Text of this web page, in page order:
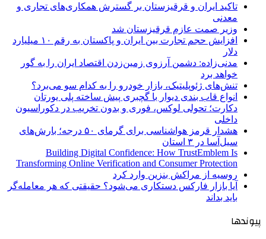
تاکید ایران و قرقیزستان بر گسترش همکاری‌های تجاری و
معدنی
وزیر صمت عازم قرقیزستان شد
افزایش حجم تجارت بین ایران و پاکستان به رقم ۱۰ میلیارد
دلار
مدنی‌زاده: دشمن آرزوی زمین‌زدن اقتصاد ایران را به گور
خواهد برد
تنش‌های ژئوپلیتیک، بازار خودرو را به کدام سو می‌برد؟
انواع قاب بندی دیوار با گچبری پیش ساخته پلی یورتان
دکارت؛ تحولی لوکس، فوری و بدون تخریب در دکوراسیون
داخلی
هشدار قرمز هواشناسی برای گرمای ۵۰ درجه؛ بارش‌های
سیل‌آسا در ۳ استان
Building Digital Confidence: How TrustEmblem Is
Transforming Online Verification and Consumer Protection
روسیه از مراکش بنزین وارد کرد
آیا بازار فارکس دستکاری می‌شود؟ حقیقتی که هر معامله‌گر
باید بداند
پیوندها